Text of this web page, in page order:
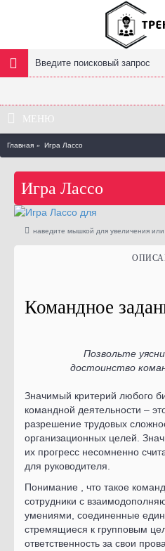
МЕНЮ
Главная Игра Лассо
Игра Лассо
наведите мышкой для увеличения
Командное
Позвольте
достоинство
Значимый критерий любого
командной деятельности –
разрешение трудовых
организационных целей.
их прогресс несомненно
для руководителя.
Понимание , что такое
сотрудники с
умениями, соединенные
стремящиеся к групповым
ответственность за свои